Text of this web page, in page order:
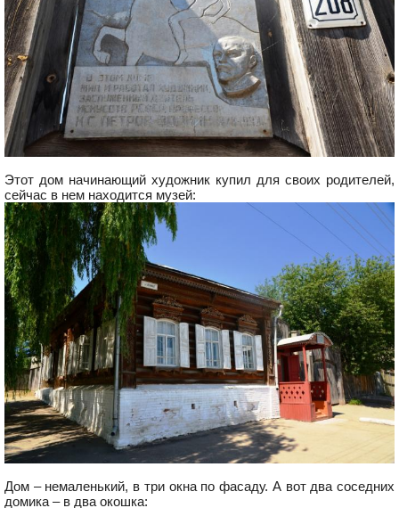
Этот дом начинающий художник купил для своих родителей,
сейчас в нем находится музей:
Дом – немаленький, в три окна по фасаду. А вот два соседних
домика – в два окошка: